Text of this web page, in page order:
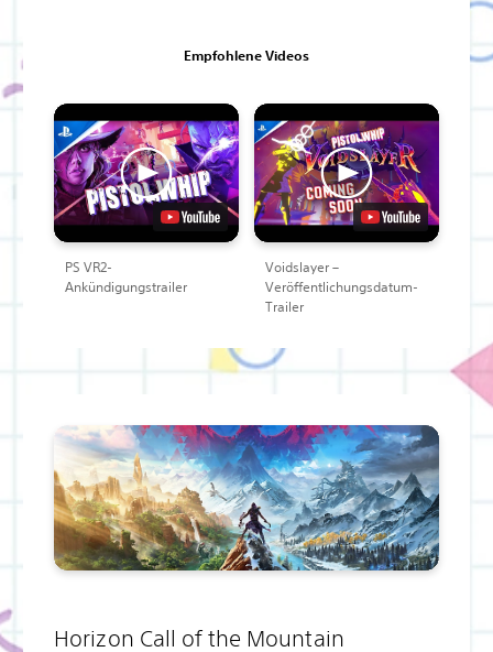
Empfohlene Videos
PS VR2-
Ankündigungstrailer
Voidslayer –
Veröffentlichungsdatum-
Trailer
Horizon Call of the Mountain